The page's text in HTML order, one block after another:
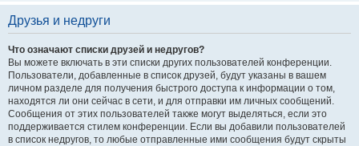
Друзья и недруги
Что означают списки друзей и недругов?
Вы можете включать в эти списки других пользователей конференции.
Пользователи, добавленные в список друзей, будут указаны в вашем
личном разделе для получения быстрого доступа к информации о том,
находятся ли они сейчас в сети, и для отправки им личных сообщений.
Сообщения от этих пользователей также могут выделяться, если это
поддерживается стилем конференции. Если вы добавили пользователей
в список недругов, то любые отправленные ими сообщения будут скрыты